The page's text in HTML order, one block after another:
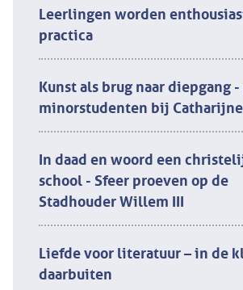
Leerlingen worden
practica
Kunst als brug naar diepgang
minorstudenten bij
In daad en woord een
school - Sfeer proeven op de
Stadhouder Willem III
Liefde voor literatuur – in de
daarbuiten